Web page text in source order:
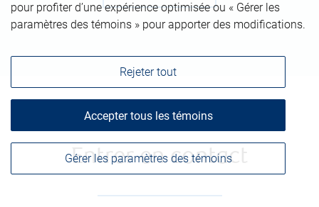
Entrer en contact
pour profiter d’une expérience optimisée ou « Gérer les
paramètres des témoins » pour apporter des modifications.
Gérer les paramètres des témoins
Rejeter tout
Accepter tous les témoins